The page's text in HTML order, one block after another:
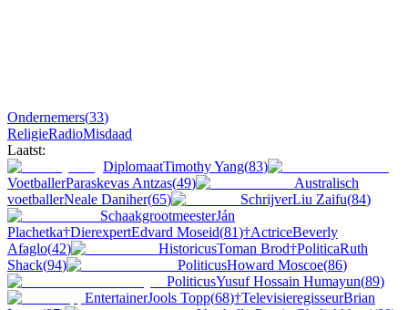
Ondernemers(33)
ReligieRadioMisdaad
Laatst:
DiplomaatTimothy Yang(83)
VoetballerParaskevas Antzas(49)
Australisch
voetballerNeale Daniher(65) SchrijverLiu Zaifu(84)
SchaakgrootmeesterJán
Plachetka†DierexpertEdvard Moseid(81)†ActriceBeverly
Afaglo(42) HistoricusToman Brod†PoliticaRuth
Shack(94) PoliticusHoward Moscoe(86)
PoliticusYusuf Hossain Humayun(89)
EntertainerJools Topp(68)†TelevisieregisseurBrian